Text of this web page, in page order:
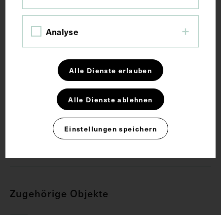
Schlagwörter
Bauchmuskulatur
Brustmuskel
Muskulatur
Zugehörige Objekte
Analyse
Alle Dienste erlauben
Alle Dienste ablehnen
Einstellungen speichern